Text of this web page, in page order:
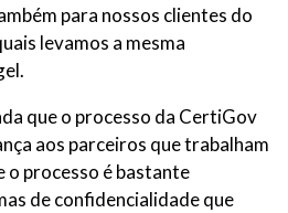
para nossos clientes do
levamos a mesma
que o processo da CertiGov
aos parceiros que trabalham
o processo é bastante
de confidencialidade que